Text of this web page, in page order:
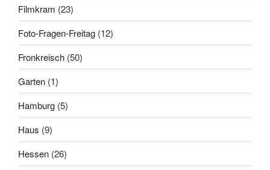
Filmkram (23)
Foto-Fragen-Freitag (12)
Fronkreisch (50)
Garten (1)
Hamburg (5)
Haus (9)
Hessen (26)